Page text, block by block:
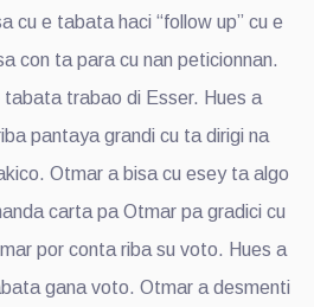
cu e tabata haci “follow up” cu e
con ta para cu nan peticionnan.
tabata trabao di Esser. Hues a
pantaya grandi cu ta dirigi na
Otmar a bisa cu esey ta algo
carta pa Otmar pa gradici cu
por conta riba su voto. Hues a
gana voto. Otmar a desmenti